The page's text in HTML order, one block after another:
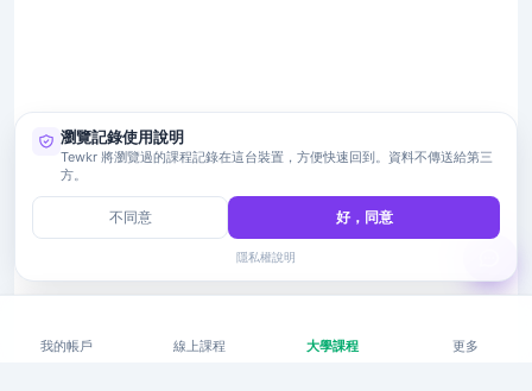
我的帳戶 線上課程 大學課程 更多
瀏覽記錄使用說明
Tewkr 將瀏覽過的課程記錄在這台裝置，方便快速回到。資料不傳送給第三
方。
不同意 好，同意
隱私權說明